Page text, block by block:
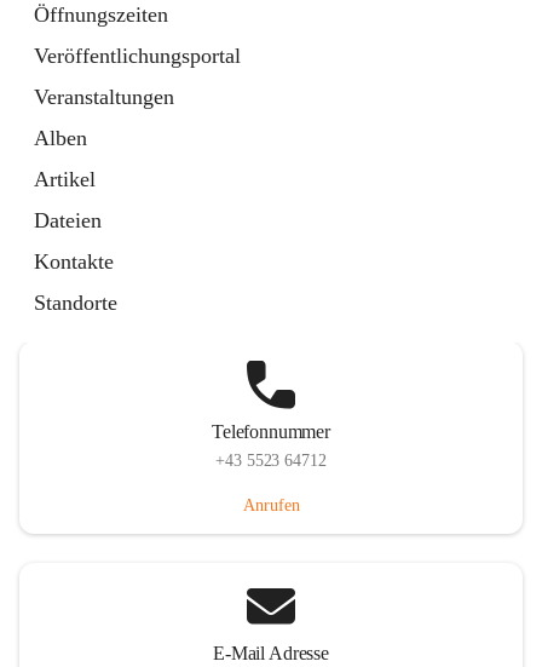
Öffnungszeiten
Veröffentlichungsportal
Veranstaltungen
Alben
Artikel
Dateien
Kontakte
Standorte
Telefonnummer
+43 5523 64712
Anrufen
E-Mail Adresse